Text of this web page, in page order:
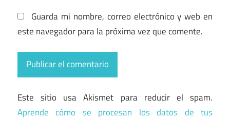
Guarda mi nombre, correo electrónico y web en
este navegador para la próxima vez que comente.
Este sitio usa Akismet para reducir el spam.
Aprende cómo se procesan los datos de tus